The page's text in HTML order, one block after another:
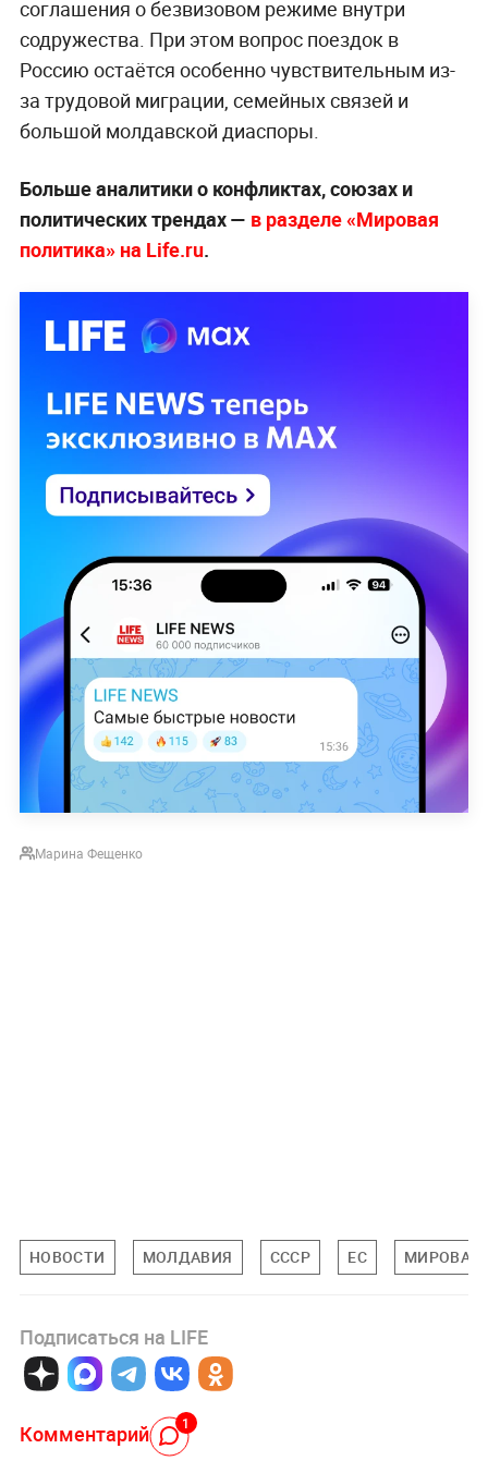
соглашения о безвизовом режиме внутри
содружества. При этом вопрос поездок в
Россию остаётся особенно чувствительным из-
за трудовой миграции, семейных связей и
большой молдавской диаспоры.
Больше аналитики о конфликтах, союзах и
политических трендах — в разделе «Мировая
политика» на Life.ru.
Марина Фещенко
НОВОСТИ МОЛДАВИЯ СССР ЕС МИРОВАЯ
Подписаться на LIFE
Комментарий 1